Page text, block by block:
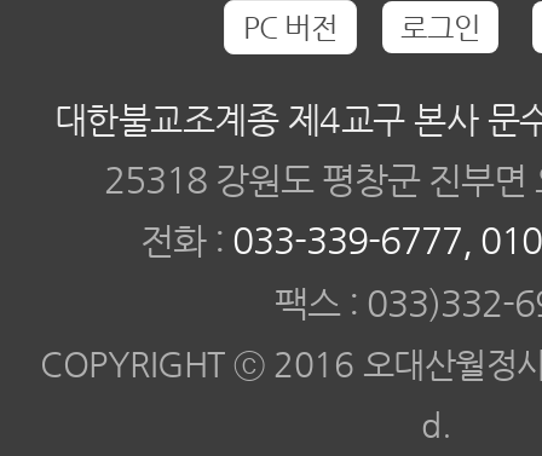
PC 버전 로그인
대한불교조계종 제4교구 본사 문
25318 강원도 평창군 진부
전화 : 033-339-6777,
팩스 : 033)332-
COPYRIGHT ⓒ 2016 오대산월정
d.